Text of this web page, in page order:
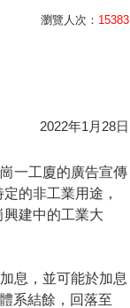
瀏覽人次： 15383
2022年1月28日
一工廈的廣告宣傳
的非工業用途，
建中的工業大
息，並可能於加息
系結餘，回落至